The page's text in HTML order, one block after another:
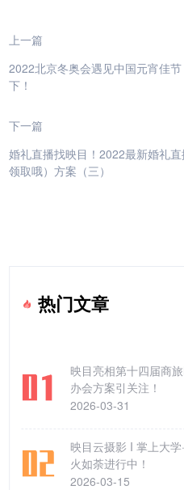
上一篇
2022北京冬奥会遇见中国元宵佳
下！
下一篇
婚礼直播找映目！2022最新婚礼
领取哦）方案（三）
热门文章
映目亮相第十四届商
办会方案引关注！
2026-03-31
映目云摄影 I 掌上大
火如荼进行中！
2026-03-15